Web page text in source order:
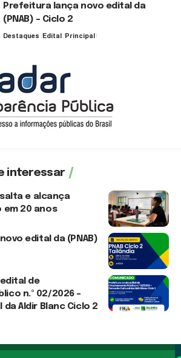
Prefeitura lança novo edital da
(PNAB) – Ciclo 2
Destaques Edital Principal
interessar
salta e alcança
em 20 anos
edital da (PNAB)
de
n.º 02/2026 –
Aldir Blanc Ciclo 2